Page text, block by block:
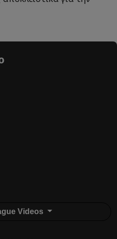
Videos